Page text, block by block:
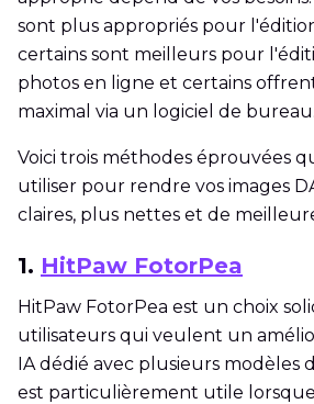
sont plus appropriés pour
certains sont meilleurs pour
photos en ligne et certains
maximal via un logiciel de bureau.
Voici trois méthodes éprouvées
utiliser pour rendre vos images
claires, plus nettes et de
1. HitPaw FotorPea
HitPaw FotorPea est un choix
utilisateurs qui veulent un
IA dédié avec plusieurs modèles
est particulièrement utile